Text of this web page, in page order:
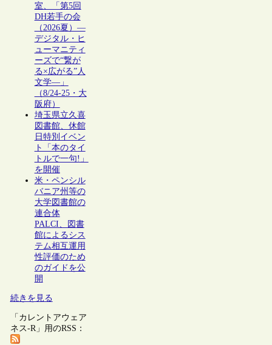
室、「第5回
DH若手の会
（2026夏）―
デジタル・ヒ
ューマニティ
ーズで“繋が
る×広がる”人
文学―」
（8/24-25・大
阪府）
埼玉県立久喜
図書館、休館
日特別イベン
ト「本のタイ
トルで一句!」
を開催
米・ペンシル
バニア州等の
大学図書館の
連合体
PALCI、図書
館によるシス
テム相互運用
性評価のため
のガイドを公
開
続きを見る
「カレントアウェア
ネス-R」用のRSS：